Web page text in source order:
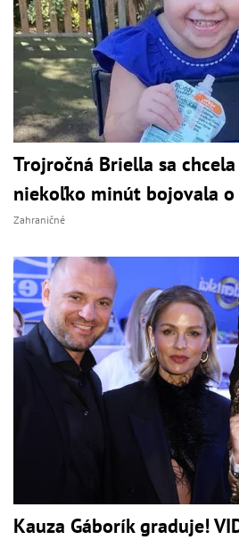
Trojročná Briella sa
niekoľko minút bojovala
Zahraničné
Kauza Gáborík graduje!